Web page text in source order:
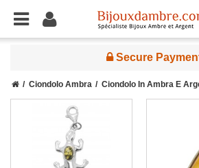
Secure
Ciondolo Ambra Ciondolo In Ambra E